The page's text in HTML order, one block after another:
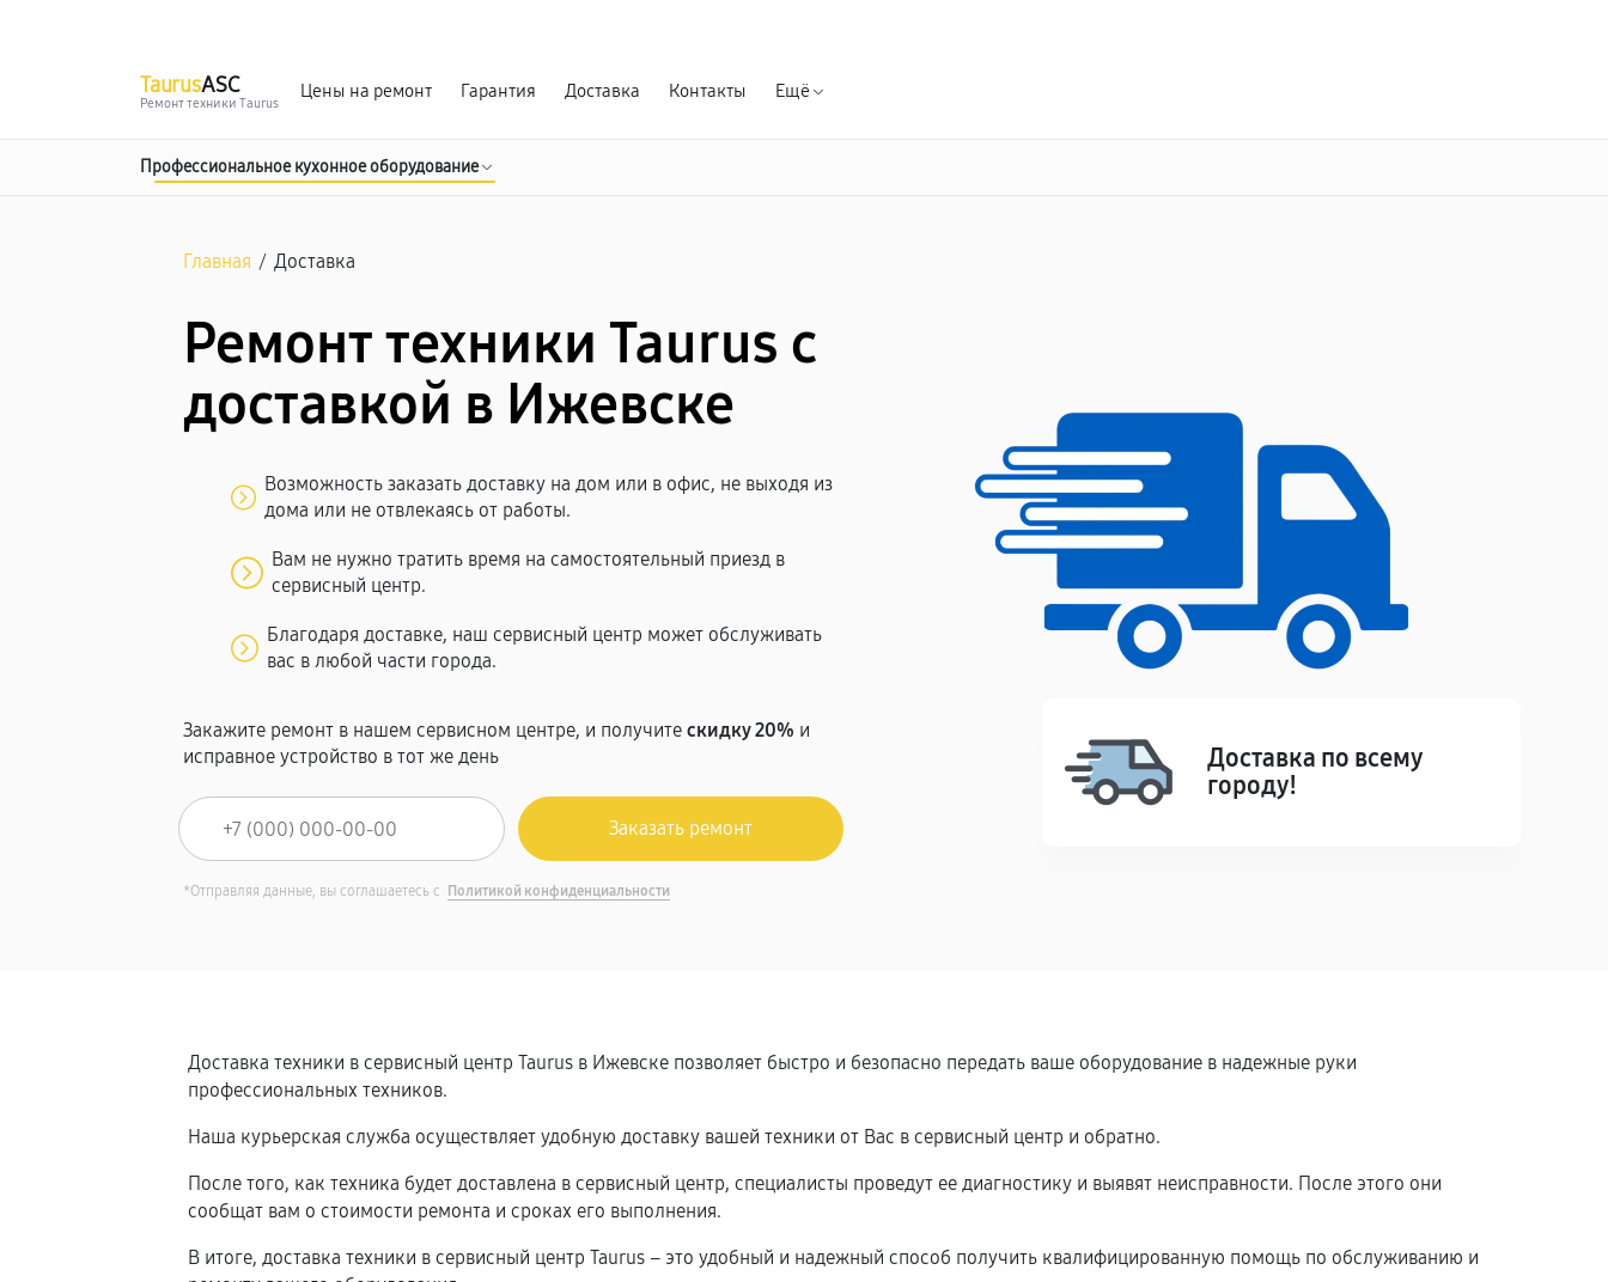
TaurusASC
Ремонт техники Taurus
Цены на ремонт Гарантия Доставка Контакты Ещё
Профессиональное кухонное оборудование
Главная / Доставка
Ремонт техники Taurus с
доставкой в Ижевске
Возможность заказать доставку на дом или в офис, не выходя из
дома или не отвлекаясь от работы.
Вам не нужно тратить время на самостоятельный приезд в
сервисный центр.
Благодаря доставке, наш сервисный центр может обслуживать
вас в любой части города.
Закажите ремонт в нашем сервисном центре, и получитескидку 20% и
исправное устройство в тот же день
*Отправляя данные, вы соглашаетесь с Политикой конфиденциальности
Доставка по всему
городу!
Доставка техники в сервисный центр Taurus в Ижевске позволяет быстро и безопасно передать ваше оборудование в надежные руки
профессиональных техников.
Наша курьерская служба осуществляет удобную доставку вашей техники от Вас в сервисный центр и обратно.
После того, как техника будет доставлена в сервисный центр, специалисты проведут ее диагностику и выявят неисправности. После этого они
сообщат вам о стоимости ремонта и сроках его выполнения.
В итоге, доставка техники в сервисный центр Taurus – это удобный и надежный способ получить квалифицированную помощь по обслуживанию и